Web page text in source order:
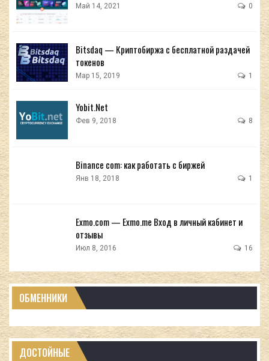
Май 14, 2021 0
Bitsdaq — Криптобиржа с бесплатной раздачей
токенов
Мар 15, 2019 1
Yobit.Net
Фев 9, 2018 8
Binance com: как работать с биржей
Янв 18, 2018 1
Exmo.com — Exmo.me Вход в личный кабинет и
отзывы
Июл 8, 2016 16
ОБМЕННИКИ
ДОСТОЙНЫЕ